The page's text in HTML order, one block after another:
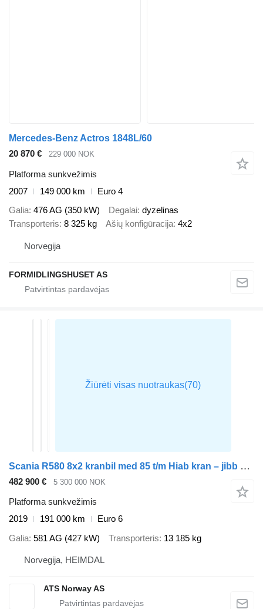
Mercedes-Benz Actros 1848L/60
20 870 €
229 000 NOK
Platforma sunkvežimis
2007
149 000 km
Euro 4
Galia 476 AG (350 kW) Degalai dyzelinas
Transporteris 8 325 kg Ašių konfigūracija 4x2
Norvegija
FORMIDLINGSHUSET AS
Scania R580 8x2 kranbil med 85 t/m Hiab kran – jibb og vinsj – fabrikkn
482 900 € 5 300 000 NOK
Platforma sunkvežimis
2019
191 000 km
Euro 6
Galia 581 AG (427 kW) Transporteris 13 185 kg
Norvegija, HEIMDAL
ATS Norway AS